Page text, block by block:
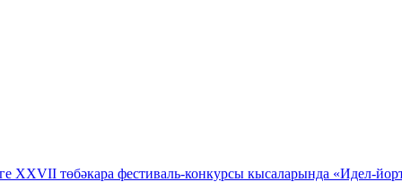
XXVII төбәкара фестиваль-конкурсы кысаларында «Идел-